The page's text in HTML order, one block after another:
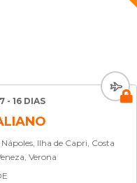
- 16 DIAS
Ilha de Capri, Costa
Verona